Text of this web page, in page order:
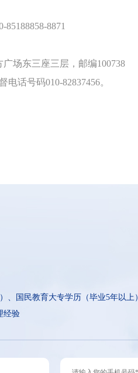
8871
场东三座三层，邮编100738
话号码010-82837456。
、国民教育大专学历（毕业5年以上）
经验